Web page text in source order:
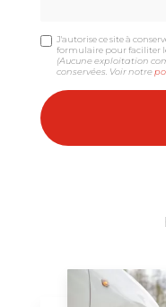
J'autorise ce site à
formulaire pour faciliter
(Aucune exploitation
conservées. Voir notre